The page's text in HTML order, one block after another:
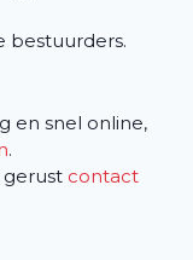
bestuurders.
en snel online,
.
contact